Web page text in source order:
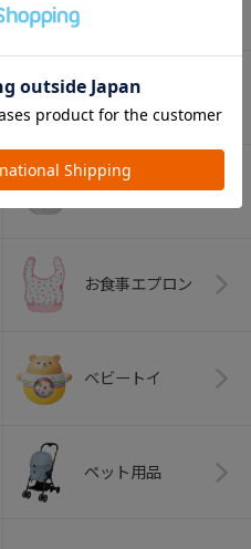
離乳食グッズ
マグ
お食事エプロン
ベビートイ
ペット用品